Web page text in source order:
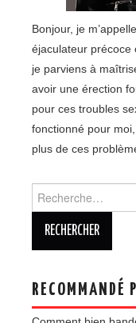
Bonjour, je
éjaculateur précoce
je parviens à
avoir une érection
pour ces troubles
fonctionné pour
plus de ces
RECOMMANDÉ